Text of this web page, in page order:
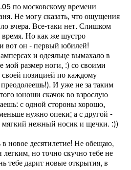
по московскому времени
Не могу сказать, что ощущения
вчера. Все-таки нет. Слишком
время. Но как же шустро
вот он - первый юбилей!
и одеяльце вымахало в
мой размер ноги, :) со своими
позицией по каждому
И уже не за таким
юноши скачок во взрослую
с одной стороны хорошо,
нужно опеки; а с другой -
мягкий нежный носик и щечки. :))
новое десятилетие! Не обещаю,
но точно скучно тебе не
тебе дарит новые открытия, в